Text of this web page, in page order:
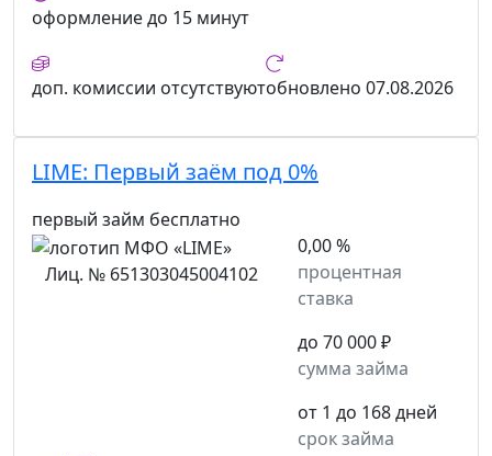
оформлениедо 15 минут
доп. комиссии отсутствуютобновлено 07.08.2026
LIME: Первый заём под 0%
первый займ бесплатно
Лиц. № 651303045004102
0,00 %
процентная
ставка
до 70 000 ₽
сумма займа
от 1 до 168 дней
срок займа